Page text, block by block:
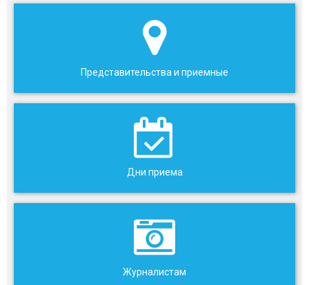
Представительства и приемные
Дни приема
Журналистам